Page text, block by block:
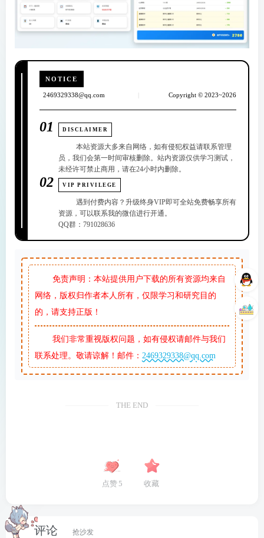
NOTICE
2469329338@qq.com Copyright © 2023~2026
01 DISCLAIMER
本站资源大多来自网络，如有侵犯权益请联系管理
员，我们会第一时间审核删除。站内资源仅供学习测试，
未经许可禁止商用，请在24小时内删除。
02 VIP PRIVILEGE
遇到付费内容？升级终身VIP即可全站免费畅享所有
资源，可以联系我的微信进行开通。
QQ群：791028636
免责声明：本站提供用户下载的所有资源均来自
网络，版权归作者本人所有，仅限学习和研究目的
的，请支持正版！
我们非常重视版权问题，如有侵权请邮件与我们
联系处理。敬请谅解！邮件： 2469329338@qq.com
THE END
点赞 5 收藏
评论 抢沙发